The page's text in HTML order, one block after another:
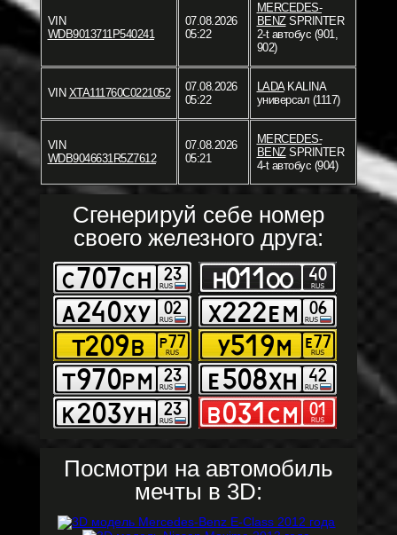
VIN
WDB9013711P540241
07.08.2026
05:22
MERCEDES-
BENZSPRINTER
2-t автобус (901,
902)
VIN XTA111760C0221052
07.08.2026
05:22
LADAKALINA
универсал (1117)
VIN
WDB9046631R5Z7612
07.08.2026
05:21
MERCEDES-
BENZSPRINTER
4-t автобус (904)
Сгенерируй себе номер
своего железного друга:
Посмотри на автомобиль
мечты в 3D: